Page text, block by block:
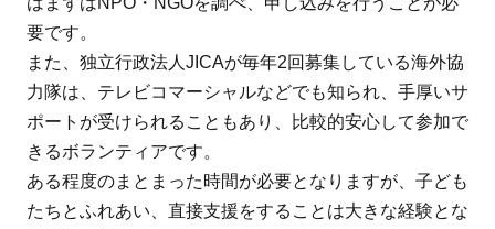
要です。
また、独立行政法人JICAが毎年2回募集している海外協
力隊は、テレビコマーシャルなどでも知られ、手厚いサ
ポートが受けられることもあり、比較的安心して参加で
きるボランティアです。
ある程度のまとまった時間が必要となりますが、子ども
たちとふれあい、直接支援をすることは大きな経験とな